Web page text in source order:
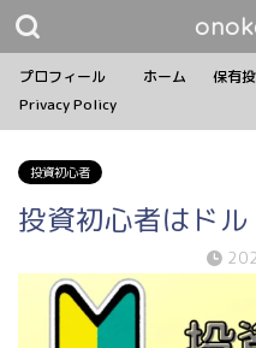
プロフィール
Privacy Policy
ホーム 保有
投資初心者
投資初心者はド